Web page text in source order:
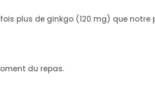
plus de ginkgo (120 mg) que
du repas.